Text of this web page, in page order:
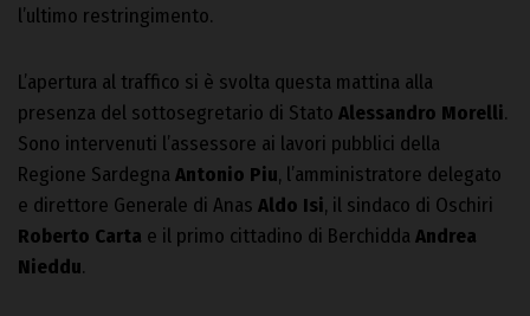
l’ultimo restringimento.
L’apertura al traffico si è svolta questa mattina alla
presenza del sottosegretario di Stato Alessandro Morelli.
Sono intervenuti l’assessore ai lavori pubblici della
Regione Sardegna Antonio Piu, l’amministratore delegato
e direttore Generale di Anas Aldo Isi, il sindaco di Oschiri
Roberto Carta e il primo cittadino di Berchidda Andrea
Nieddu.